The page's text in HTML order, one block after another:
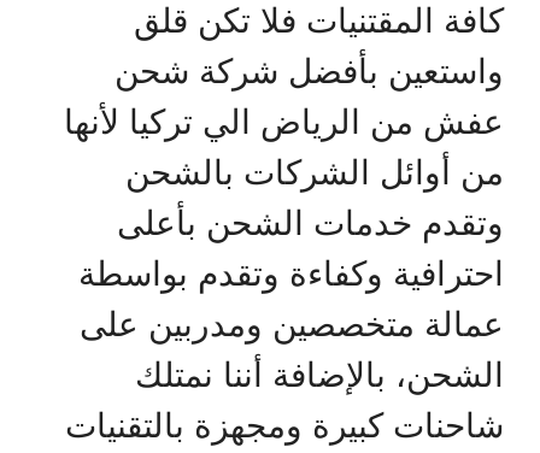
كافة المقتنيات فلا تكن قلق
واستعين بأفضل شركة شحن
عفش من الرياض الي تركيا لأنها
من أوائل الشركات بالشحن
وتقدم خدمات الشحن بأعلى
احترافية وكفاءة وتقدم بواسطة
عمالة متخصصين ومدربين على
الشحن، بالإضافة أننا نمتلك
شاحنات كبيرة ومجهزة بالتقنيات